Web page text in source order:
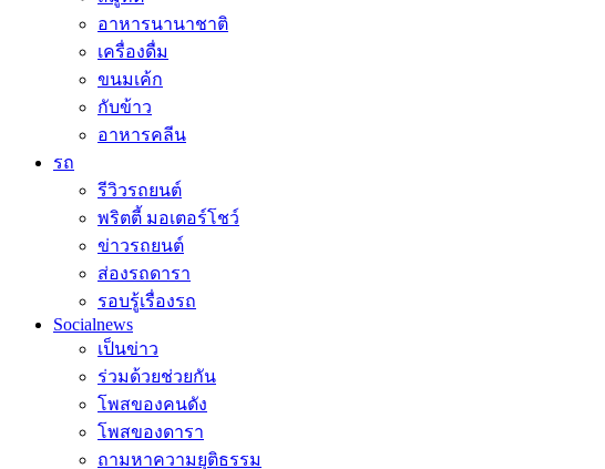
อาหารนานาชาติ
เครื่องดื่ม
ขนมเค้ก
กับข้าว
อาหารคลีน
รถ
รีวิวรถยนต์
พริตตี้ มอเตอร์โชว์
ข่าวรถยนต์
ส่องรถดารา
รอบรู้เรื่องรถ
Socialnews
เป็นข่าว
ร่วมด้วยช่วยกัน
โพสของคนดัง
โพสของดารา
ถามหาความยุติธรรม